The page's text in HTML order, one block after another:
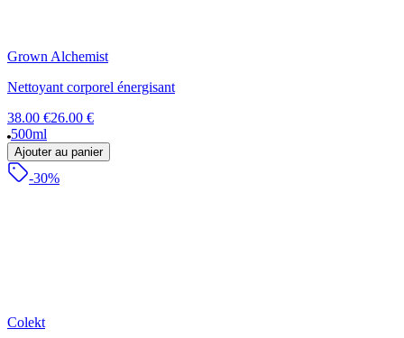
Grown Alchemist
Nettoyant corporel énergisant
38.00 €26.00 €
500ml
Ajouter au panier
-30%
Colekt